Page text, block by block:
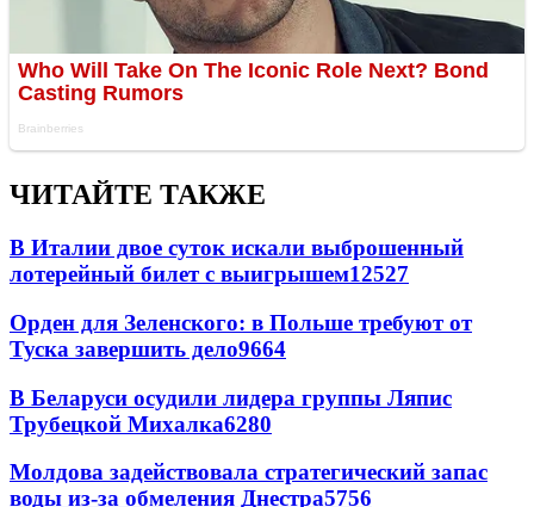
ЧИТАЙТЕ ТАКЖЕ
В Италии двое суток искали выброшенный
лотерейный билет с выигрышем12527
Орден для Зеленского: в Польше требуют от
Туска завершить дело9664
В Беларуси осудили лидера группы Ляпис
Трубецкой Михалка6280
Молдова задействовала стратегический запас
воды из-за обмеления Днестра5756